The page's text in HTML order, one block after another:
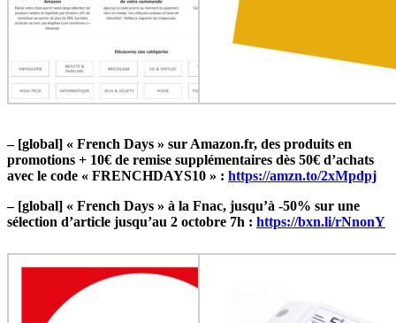
– [global] « French Days » sur Amazon.fr, des produits en
promotions + 10€ de remise supplémentaires dès 50€ d’achats
avec le code « FRENCHDAYS10 » : https://amzn.to/2xMpdpj
– [global] « French Days » à la Fnac, jusqu’à -50% sur une
sélection d’article jusqu’au 2 octobre 7h : https://bxn.li/rNnonY